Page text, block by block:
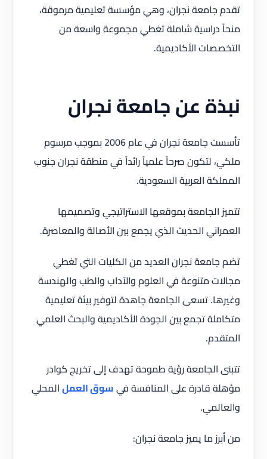
تقدم جامعة نجران، وهي مؤسسة تعليمية مرموقة،
منحاً دراسية شاملة تغطي مجموعة واسعة من
التخصصات الأكاديمية.
نبذة عن جامعة نجران
تأسست جامعة نجران في عام 2006 بموجب مرسوم
ملكي، لتكون صرحاً علمياً رائداً في منطقة نجران جنوب
المملكة العربية السعودية.
تتميز الجامعة بموقعها الاستراتيجي وتصميمها
العمراني الحديث الذي يجمع بين الأصالة والمعاصرة.
تضم جامعة نجران العديد من الكليات التي تغطي
مجالات متنوعة في العلوم والآداب والطب والهندسة
وغيرها. تسعى الجامعة جاهدة لتوفير بيئة تعليمية
متكاملة تجمع بين الجودة الأكاديمية والبحث العلمي
المتقدم.
تتبنى الجامعة رؤية طموحة تهدف إلى تخريج كوادر
مؤهلة قادرة على المنافسة فيسوق العملالمحلي
والعالمي.
من أبرز ما يميز جامعة نجران: